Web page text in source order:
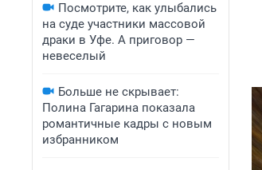
Посмотрите, как улыбались
на суде участники массовой
драки в Уфе. А приговор —
невеселый
Больше не скрывает:
Полина Гагарина показала
романтичные кадры с новым
избранником